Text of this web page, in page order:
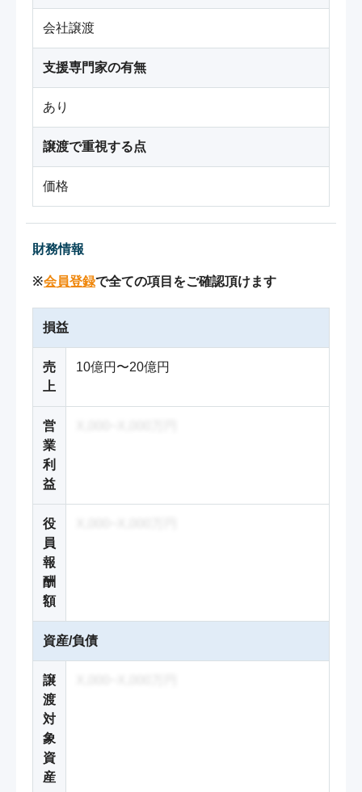
会社譲渡
支援専門家の有無
あり
譲渡で重視する点
価格
財務情報
※会員登録で全ての項目をご確認頂けます
損益
売
上
10億円〜20億円
営
業
利
益
役
員
報
酬
額
資産/負債
譲
渡
対
象
資
産